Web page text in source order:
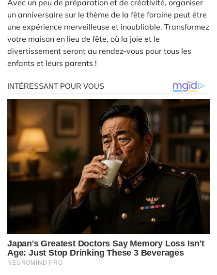
Avec un peu de préparation et de créativité, organiser
un anniversaire sur le thème de la fête foraine peut être
une expérience merveilleuse et inoubliable. Transformez
votre maison en lieu de fête, où la joie et le
divertissement seront au rendez-vous pour tous les
enfants et leurs parents !